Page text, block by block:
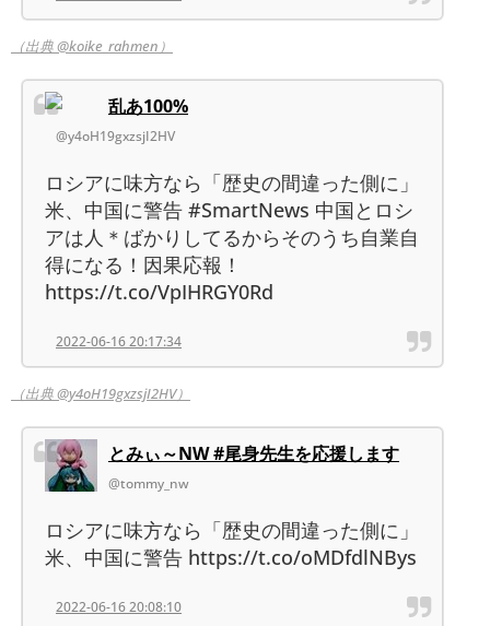
（出典 @koike_rahmen）
乱あ100%
@y4oH19gxzsjI2HV
ロシアに味方なら「歴史の間違った側に」
米、中国に警告 #SmartNews 中国とロシ
アは人＊ばかりしてるからそのうち自業自
得になる！因果応報！
https://t.co/VpIHRGY0Rd
2022-06-16 20:17:34
（出典 @y4oH19gxzsjI2HV）
とみぃ～NW #尾身先生を応援します
@tommy_nw
ロシアに味方なら「歴史の間違った側に」
米、中国に警告 https://t.co/oMDfdlNBys
2022-06-16 20:08:10